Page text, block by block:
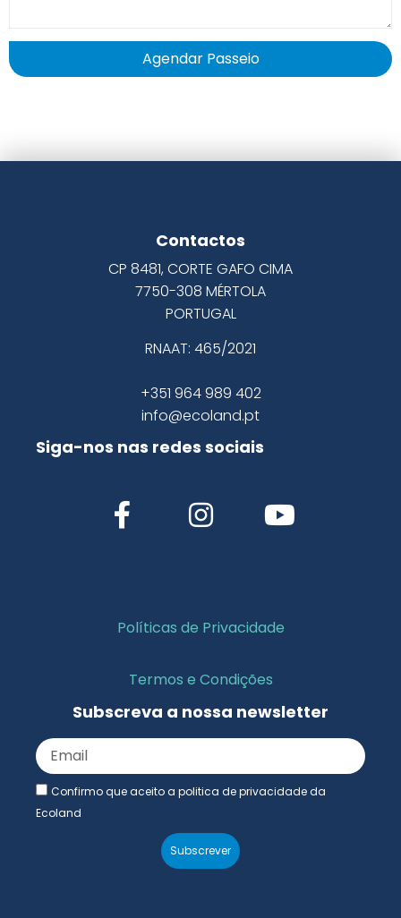
Agendar Passeio
Contactos
CP 8481, CORTE GAFO CIMA
7750-308 MÉRTOLA
PORTUGAL
RNAAT: 465/2021
+351 964 989 402
info@ecoland.pt
Siga-nos nas redes sociais
Políticas de Privacidade
Termos e Condições
Subscreva a nossa newsletter
Confirmo que aceito a politica de privacidade da
Ecoland
Subscrever